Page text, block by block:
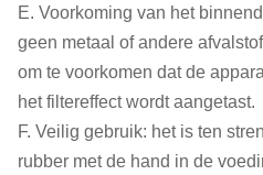
E. Voorkoming van het
geen metaal of andere
om te voorkomen dat de
het filtereffect wordt aangetast.
F. Veilig gebruik: het is ten
rubber met de hand in de